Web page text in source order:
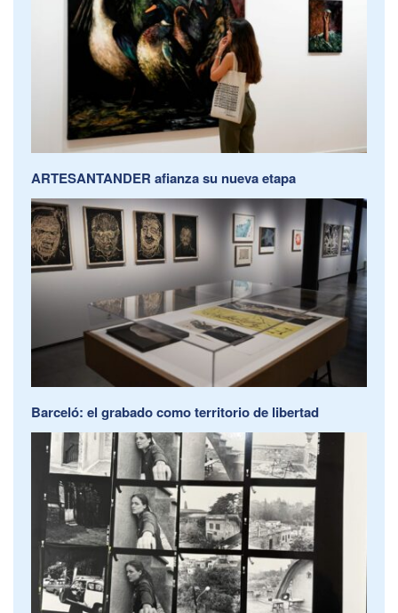
ARTESANTANDER afianza su nueva etapa
Barceló: el grabado como territorio de libertad